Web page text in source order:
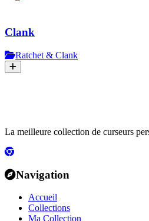
Clank
Ratchet & Clank
La meilleure collection de curseurs
Navigation
Accueil
Collections
Ma Collection